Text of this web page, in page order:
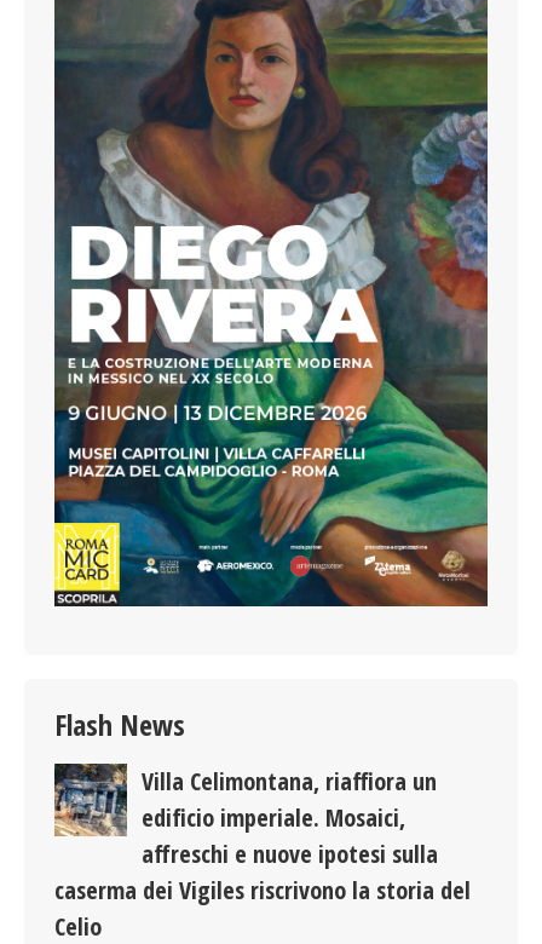
Flash News
Villa Celimontana, riaffiora un
edificio imperiale. Mosaici,
affreschi e nuove ipotesi sulla
caserma dei Vigiles riscrivono la storia del
Celio